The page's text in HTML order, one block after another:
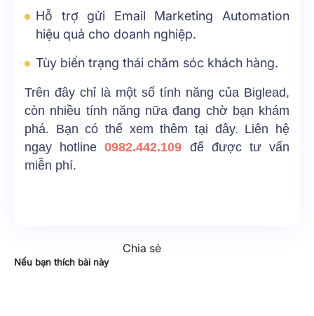
Hỗ trợ gửi Email Marketing Automation
hiệu quả cho doanh nghiệp.
Tùy biến trạng thái chăm sóc khách hàng.
Trên đây chỉ là một số tính năng của Biglead,
còn nhiều tính năng nữa đang chờ bạn khám
phá. Bạn có thể xem thêm tại đây. Liên hệ
ngay hotline 0982.442.109 để được tư vấn
miễn phí.
Nếu bạn thích bài này
Chia sẻ